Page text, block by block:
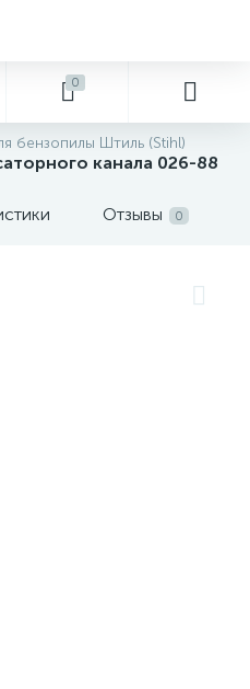
0
бензопилы Штиль (Stihl)
канала 026-88
Отзывы 0